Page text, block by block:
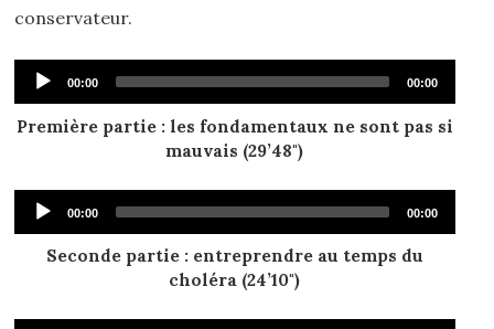
conservateur.
Audio
Player
Current
00:00
Total
00:00
Première partie : les fondamentaux ne sont pas si
mauvais (29’48")
Audio
Player
Current
00:00
Total
00:00
Seconde partie : entreprendre au temps du
choléra (24’10")